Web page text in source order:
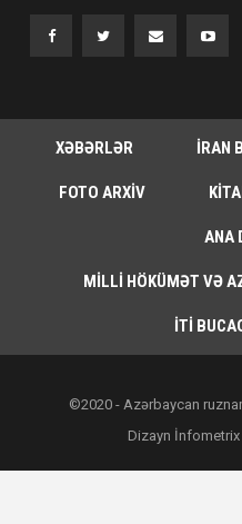
XƏBƏRLƏR İRAN
FOTO ARXIV
ANA
MILLI HÖKÜMƏT VƏ
İTI
©2020 - Azərbaycan
Dizayn